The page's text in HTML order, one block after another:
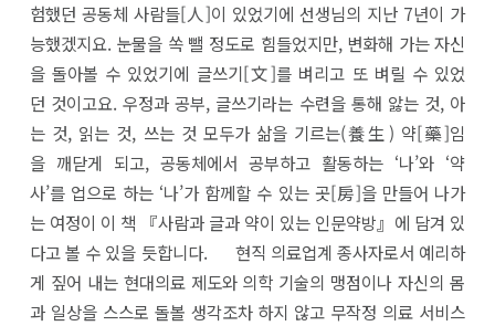
험했던 공동체 사람들[人]이 있었기에 선생님의 지난 7년이 가
능했겠지요. 눈물을 쏙 뺄 정도로 힘들었지만, 변화해 가는 자신
을 돌아볼 수 있었기에 글쓰기[文]를 벼리고 또 벼릴 수 있었
던 것이고요. 우정과 공부, 글쓰기라는 수련을 통해 앓는 것, 아
는 것, 읽는 것, 쓰는 것 모두가 삶을 기르는(養生) 약[藥]임
을 깨닫게 되고, 공동체에서 공부하고 활동하는 ‘나’와 ‘약
사’를 업으로 하는 ‘나’가 함께할 수 있는 곳[房]을 만들어 나가
는 여정이 이 책 『사람과 글과 약이 있는 인문약방』에 담겨 있
다고 볼 수 있을 듯합니다. 현직 의료업계 종사자로서 예리하
게 짚어 내는 현대의료 제도와 의학 기술의 맹점이나 자신의 몸
과 일상을 스스로 돌볼 생각조차 하지 않고 무작정 의료 서비스